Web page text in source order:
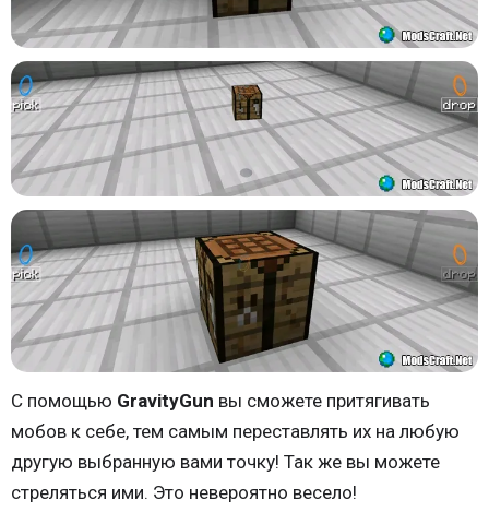
C помощью GravityGun вы сможете притягивать
мобов к себе, тем самым переставлять их на любую
другую выбранную вами точку! Так же вы можете
стреляться ими. Это невероятно весело!